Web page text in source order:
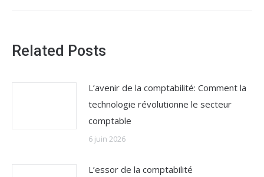
:
Related Posts
L’avenir de la comptabilité: Comment la
technologie révolutionne le secteur
comptable
6 juin 2026
L’essor de la comptabilité